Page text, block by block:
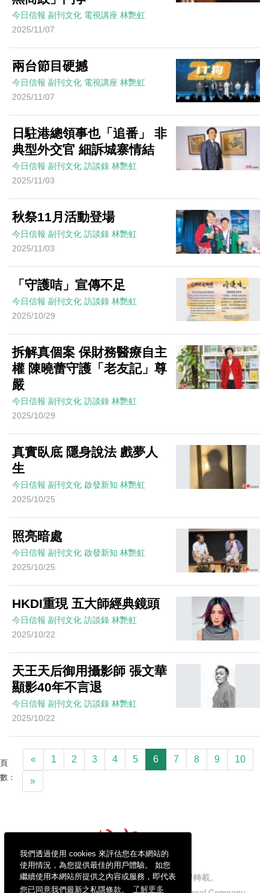
我們透過使用 cookies 來評估您在本網站的
使用情況，為您提供最佳的用戶體驗。 如您
繼續使用本網站所提供之內容或服務，即代表
您已同意我們最新之私隱條款。
了解更多
今日信報 副刊文化 電視講座 林艷虹
2025/11/07
兩台節目硬撼
今日信報 副刊文化 電視講座 林艷虹
2025/11/07
日駐港總領事也「追番」 非
典型外交官 細訴城寨情結
今日信報 副刊文化 訪談錄 林艷虹
2025/11/03
秋祭11月活動登場
今日信報 副刊文化 訪談錄 林艷虹
2025/11/03
「守護咭」宣傳不足
今日信報 副刊文化 訪談錄 林艷虹
2025/10/29
拆解真個案 保財務醫療自主
權 陳曉蕾守護「老友記」尊
嚴
今日信報 副刊文化 訪談錄 林艷虹
2025/10/29
真實臥底 隱身說法 戲夢人
生
今日信報 副刊文化 啟發新知 林艷虹
2025/10/25
照亮暗處
今日信報 副刊文化 啟發新知 林艷虹
2025/10/25
HKDI重現 五大師經典鏡頭
今日信報 副刊文化 訪談錄 林艷虹
2025/10/22
天王天后御用攝影師 張文華
顯影40年不言退
今日信報 副刊文化 訪談錄 林艷虹
2025/10/22
頁
數：
« 1 2 3 4 5 6 7 8 9 10
»
信報財經新聞有限公司版權所有，不得轉載。